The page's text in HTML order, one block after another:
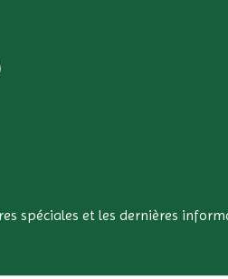
spéciales et les dernières